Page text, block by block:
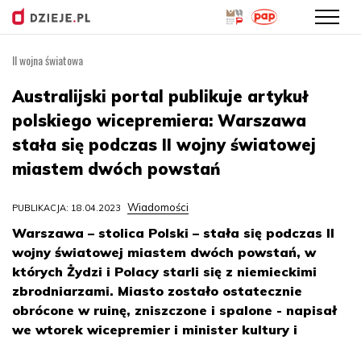
treści
II wojna światowa
Australijski portal publikuje artykuł
polskiego wicepremiera: Warszawa
stała się podczas II wojny światowej
miastem dwóch powstań
PUBLIKACJA: 18.04.2023 Wiadomości
Warszawa – stolica Polski – stała się podczas II
wojny światowej miastem dwóch powstań, w
których Żydzi i Polacy starli się z niemieckimi
zbrodniarzami. Miasto zostało ostatecznie
obrócone w ruinę, zniszczone i spalone - napisał
we wtorek wicepremier i minister kultury i